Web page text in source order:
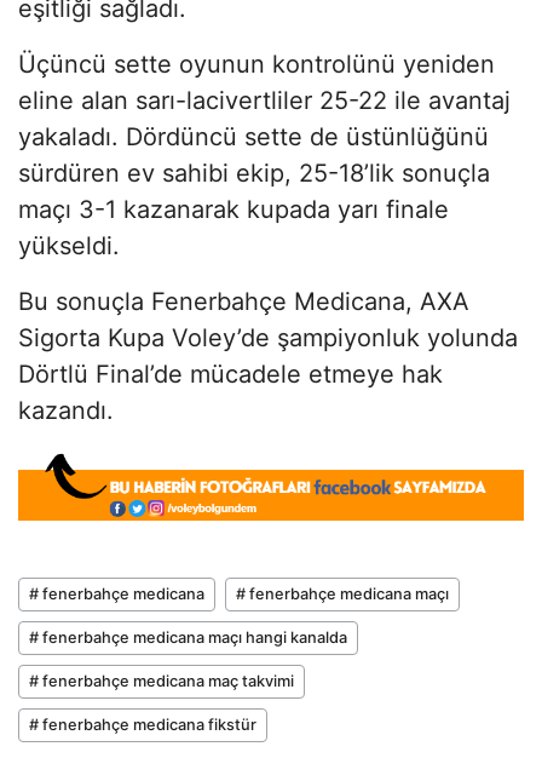
eşitliği sağladı.
Üçüncü sette oyunun kontrolünü yeniden
eline alan sarı-lacivertliler 25-22 ile avantaj
yakaladı. Dördüncü sette de üstünlüğünü
sürdüren ev sahibi ekip, 25-18’lik sonuçla
maçı 3-1 kazanarak kupada yarı finale
yükseldi.
Bu sonuçla Fenerbahçe Medicana, AXA
Sigorta Kupa Voley’de şampiyonluk yolunda
Dörtlü Final’de mücadele etmeye hak
kazandı.
# fenerbahçe medicana # fenerbahçe medicana maçı
# fenerbahçe medicana maçı hangi kanalda
# fenerbahçe medicana maç takvimi
# fenerbahçe medicana fikstür